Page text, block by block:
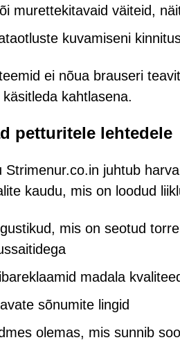
murettekitavaid väiteid,
kuvamiseni
ei nõua brauseri
kahtlasena.
petturitele lehtedele
Strimenur.co.in juhtub
kaudu, mis on loodud
mis on seotud
madala
sõnumite lingid
olemas, mis sunnib